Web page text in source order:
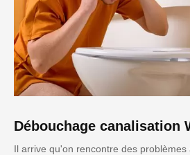
Débouchage canalisation
Il arrive qu'on rencontre des problèmes